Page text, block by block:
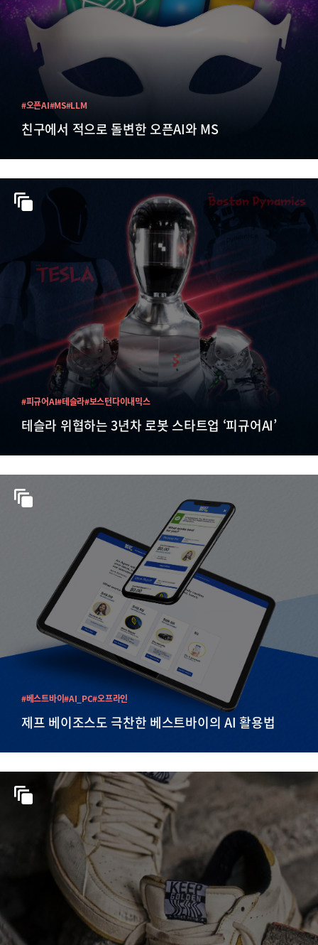
친구에서 적으로 돌변한 오픈AI와 MS
#오픈AI#MS#LLM
테슬라 위협하는 3년차 로봇 스타트업 ‘피규어AI’
#피규어AI#테슬라#보스턴다이내믹스
제프 베이조스도 극찬한 베스트바이의 AI 활용법
#베스트바이#AI_PC#오프라인